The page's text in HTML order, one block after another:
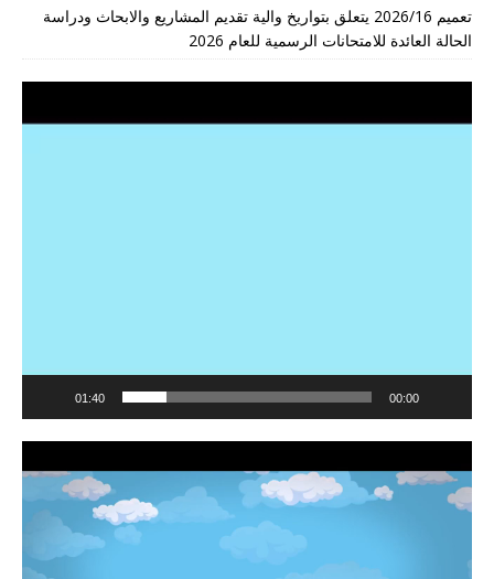
تعميم 2026/16 يتعلق بتواريخ والية تقديم المشاريع والابحاث ودراسة
الحالة العائدة للامتحانات الرسمية للعام 2026
00:00
01:40
الفيديو